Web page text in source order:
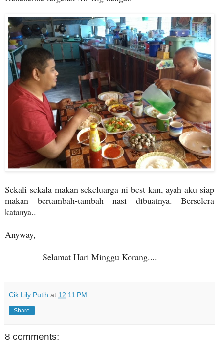
Sekali sekala makan sekeluarga ni best kan, ayah aku siap
makan bertambah-tambah nasi dibuatnya. Berselera
katanya..
Anyway,
Selamat Hari Minggu Korang....
Cik Lily Putih at 12:11 PM
Share
8 comments: